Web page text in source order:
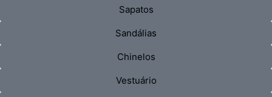
Sapatos
Sandálias
Chinelos
Vestuário